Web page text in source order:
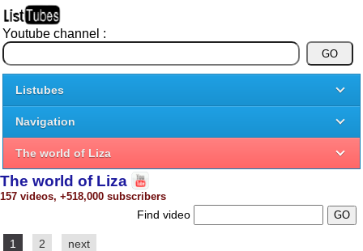
Youtube channel :
Listubes
Navigation
The world of Liza
The world of Liza
157 videos, +518,000 subscribers
Find video
1 2 next